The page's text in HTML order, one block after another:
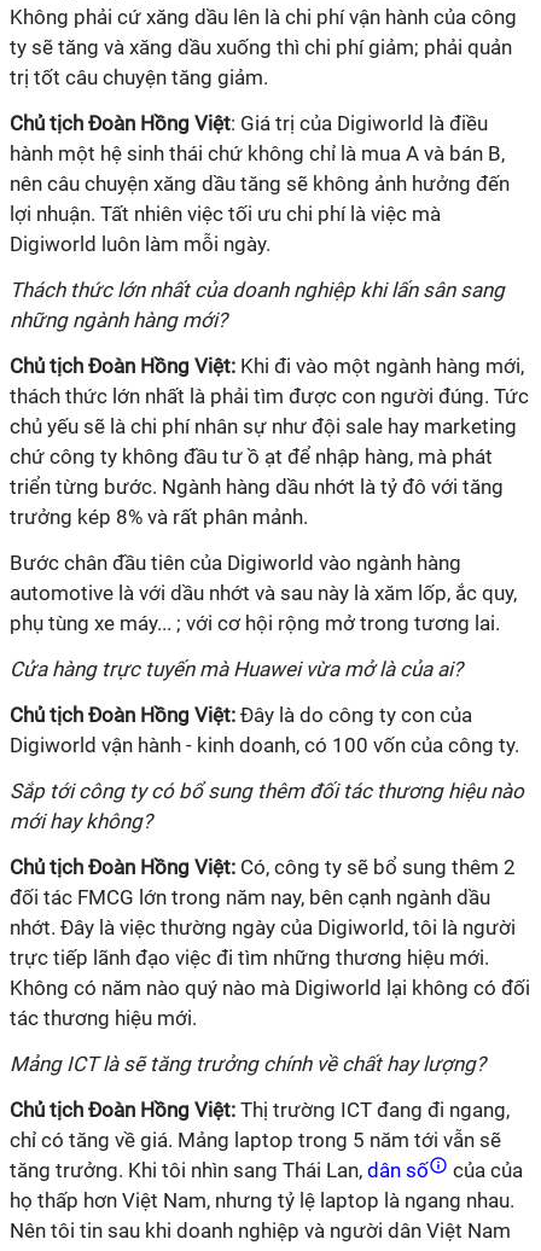
Không phải cứ xăng dầu lên là chi phí vận hành của công
ty sẽ tăng và xăng dầu xuống thì chi phí giảm; phải quản
trị tốt câu chuyện tăng giảm.
Chủ tịch Đoàn Hồng Việt: Giá trị của Digiworld là điều
hành một hệ sinh thái chứ không chỉ là mua A và bán B,
nên câu chuyện xăng dầu tăng sẽ không ảnh hưởng đến
lợi nhuận. Tất nhiên việc tối ưu chi phí là việc mà
Digiworld luôn làm mỗi ngày.
Thách thức lớn nhất của doanh nghiệp khi lấn sân sang
những ngành hàng mới?
Chủ tịch Đoàn Hồng Việt: Khi đi vào một ngành hàng mới,
thách thức lớn nhất là phải tìm được con người đúng. Tức
chủ yếu sẽ là chi phí nhân sự như đội sale hay marketing
chứ công ty không đầu tư ồ ạt để nhập hàng, mà phát
triển từng bước. Ngành hàng dầu nhớt là tỷ đô với tăng
trưởng kép 8% và rất phân mảnh.
Bước chân đầu tiên của Digiworld vào ngành hàng
automotive là với dầu nhớt và sau này là xăm lốp, ắc quy,
phụ tùng xe máy... ; với cơ hội rộng mở trong tương lai.
Cửa hàng trực tuyến mà Huawei vừa mởlà của ai?
Chủ tịch Đoàn Hồng Việt: Đây là do công ty con của
Digiworld vận hành - kinh doanh, có 100 vốn của công ty.
Sắp tới công ty có bổ sung thêm đối tác thương hiệu nào
mới hay không?
Chủ tịch Đoàn Hồng Việt: Có, công ty sẽ bổ sung thêm 2
đối tác FMCG lớn trong năm nay, bên cạnh ngành dầu
nhớt. Đây là việc thường ngày của Digiworld, tôi là người
trực tiếp lãnh đạo việc đi tìm những thương hiệu mới.
Không có năm nào quý nào mà Digiworld lại không có đối
tác thương hiệu mới.
Mảng ICT là sẽ tăng trưởng chính về chất hay lượng?
Chủ tịch Đoàn Hồng Việt: Thị trường ICT đang đi ngang,
chỉ có tăng về giá. Mảng laptop trong 5 năm tới vẫn sẽ
tăng trưởng. Khi tôi nhìn sang Thái Lan, dân số
của của
họ thấp hơn Việt Nam, nhưng tỷ lệ laptop là ngang nhau.
Nên tôi tin sau khi doanh nghiệp và người dân Việt Nam